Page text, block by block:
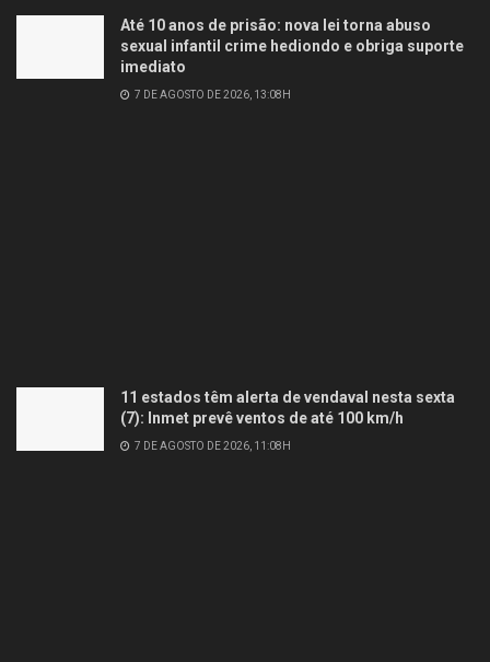
Até 10 anos de prisão: nova lei torna abuso
sexual infantil crime hediondo e obriga suporte
imediato
7 DE AGOSTO DE 2026, 13:08H
11 estados têm alerta de vendaval nesta sexta
(7): Inmet prevê ventos de até 100 km/h
7 DE AGOSTO DE 2026, 11:08H